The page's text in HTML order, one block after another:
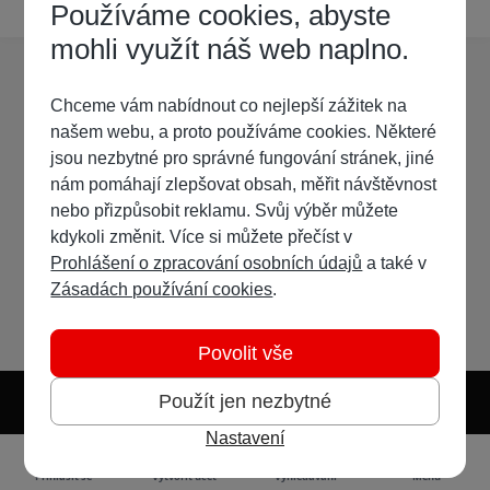
na kterém vodafone aplikace funguje.
Světlý režim Předvolba systému
Přihlásit se Vytvořit účet Vyhledávání Menu
Používáme cookies, abyste
mohli využít náš web naplno.
Chceme vám nabídnout co nejlepší zážitek na
našem webu, a proto používáme cookies. Některé
jsou nezbytné pro správné fungování stránek, jiné
nám pomáhají zlepšovat obsah, měřit návštěvnost
nebo přizpůsobit reklamu. Svůj výběr můžete
kdykoli změnit. Více si můžete přečíst v
Prohlášení o zpracování osobních údajů a také v
Zásadách používání cookies.
Použít jen nezbytné
Povolit vše
Nastavení